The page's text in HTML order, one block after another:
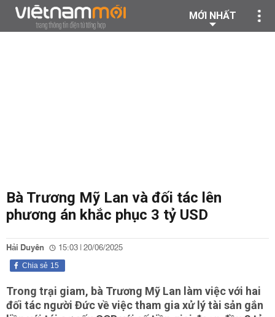
MỚI NHẤT
Bà Trương Mỹ Lan và đối tác lên
phương án khắc phục 3 tỷ USD
Hải Duyên 15:03 | 20/06/2025
15
Chia sẻ
Trong trại giam, bà Trương Mỹ Lan làm việc với hai
đối tác người Đức về việc tham gia xử lý tài sản gắn